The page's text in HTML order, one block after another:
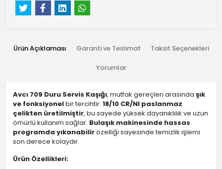
Ürün Açıklaması Garanti ve Teslimat Taksit Seçenekleri
Yorumlar
Avcı 709 Duru Servis Kaşığı, mutfak gereçleri arasında şık
ve fonksiyonelbir tercihtir. 18/10 CR/NI paslanmaz
çelikten üretilmiştir, bu sayede yüksek dayanıklılık ve uzun
ömürlü kullanım sağlar. Bulaşık makinesinde hassas
programda yıkanabilirözelliği sayesinde temizlik işlemi
son derece kolaydır.
Ürün Özellikleri: